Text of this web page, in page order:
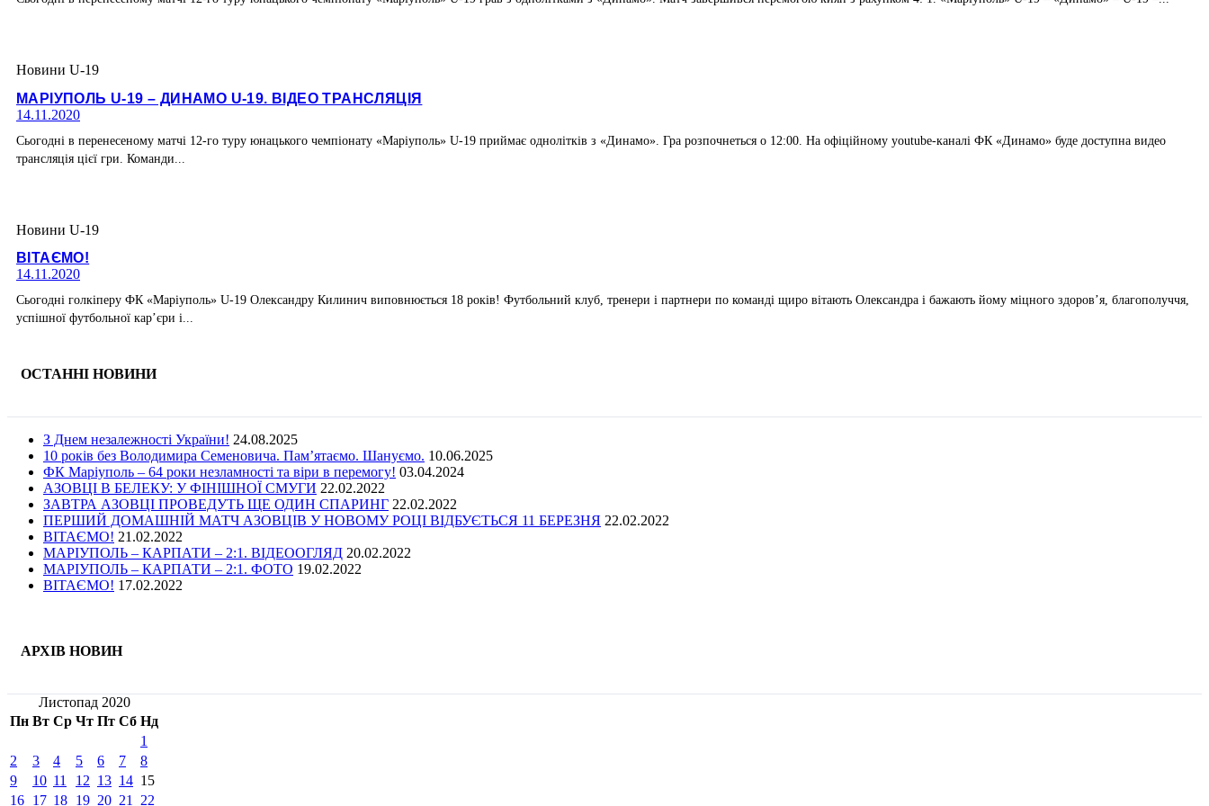
Новини U-19
МАРІУПОЛЬ U-19 – ДИНАМО U-19. ВІДЕО ТРАНСЛЯЦІЯ
14.11.2020
Сьогодні в перенесеному матчі 12-го туру юнацького чемпіонату «Маріуполь» U-19 приймає однолітків з «Динамо». Гра розпочнеться о 12:00. На офіційному youtube-каналі ФК «Динамо» буде доступна видео
трансляція цієї гри. Команди...
Новини U-19
ВІТАЄМО!
14.11.2020
Сьогодні голкіперу ФК «Маріуполь» U-19 Олександру Килинич виповнюється 18 років! Футбольний клуб, тренери і партнери по команді щиро вітають Олександра і бажають йому міцного здоров’я, благополуччя,
успішної футбольної кар’єри і...
ОСТАННІ НОВИНИ
З Днем незалежності України! 24.08.2025
10 років без Володимира Семеновича. Пам’ятаємо. Шануємо. 10.06.2025
ФК Маріуполь – 64 роки незламності та віри в перемогу! 03.04.2024
АЗОВЦІ В БЕЛЕКУ: У ФІНІШНОЇ СМУГИ 22.02.2022
ЗАВТРА АЗОВЦІ ПРОВЕДУТЬ ЩЕ ОДИН СПАРИНГ 22.02.2022
ПЕРШИЙ ДОМАШНІЙ МАТЧ АЗОВЦІВ У НОВОМУ РОЦІ ВІДБУЄТЬСЯ 11 БЕРЕЗНЯ 22.02.2022
ВІТАЄМО! 21.02.2022
МАРІУПОЛЬ – КАРПАТИ – 2:1. ВІДЕООГЛЯД 20.02.2022
МАРІУПОЛЬ – КАРПАТИ – 2:1. ФОТО 19.02.2022
ВІТАЄМО! 17.02.2022
АРХІВ НОВИН
Листопад 2020
Пн Вт Ср Чт Пт Сб Нд
1
2
3 4 5 6 7
8
9
10 11 12 13 14 15
16 17 18 19 20 21 22